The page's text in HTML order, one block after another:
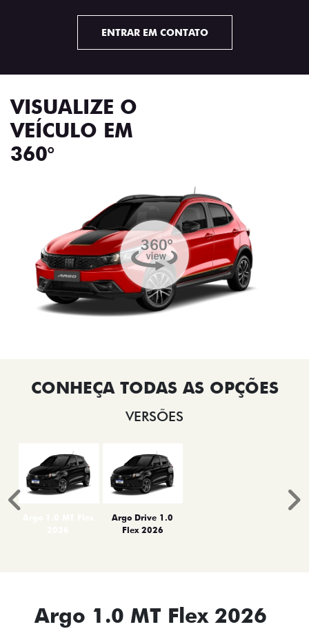
ENTRAR EM CONTATO
VISUALIZE O
VEÍCULO EM
360°
VERSÕES
Argo Drive 1.0
Flex 2026
Anterior
Argo 1.0 MT Flex 2026